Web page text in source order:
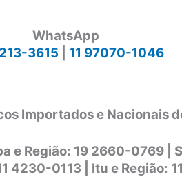
WhatsApp
3615
11 97070-1046
Importados e Nacionais
e Região: 19 2660-0769 |
4230-0113 | Itu e Região: